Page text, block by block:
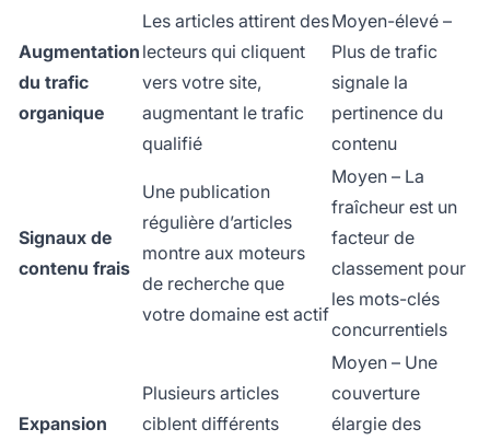
Augmentation
du trafic
organique
Les articles attirent des
lecteurs qui cliquent
vers votre site,
augmentant le trafic
qualifié
Moyen-élevé –
Plus de trafic
signale la
pertinence du
contenu
Signaux de
contenu frais
Une publication
régulière d’articles
montre aux moteurs
de recherche que
votre domaine est actif
Moyen – La
fraîcheur est un
facteur de
classement pour
les mots-clés
concurrentiels
Expansion
Plusieurs articles
ciblent différents
Moyen – Une
couverture
élargie des